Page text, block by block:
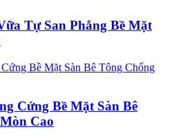
Tự San Phẳng Bề Mặt
Cứng Bề Mặt Sàn Bê
Cao